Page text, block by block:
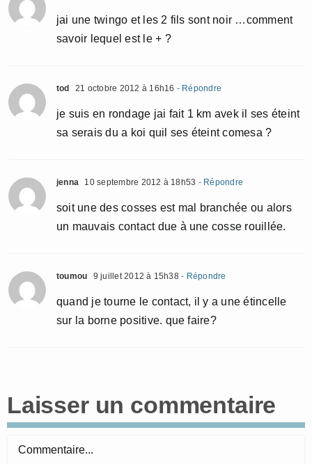
jai une twingo et les 2 fils sont noir …comment
savoir lequel est le + ?
tod 21 octobre 2012 à 16h16 - Répondre
je suis en rondage jai fait 1 km avek il ses éteint
sa serais du a koi quil ses éteint comesa ?
jenna 10 septembre 2012 à 18h53 - Répondre
soit une des cosses est mal branchée ou alors
un mauvais contact due à une cosse rouillée.
toumou 9 juillet 2012 à 15h38- Répondre
quand je tourne le contact, il y a une étincelle
sur la borne positive. que faire?
Laisser un commentaire
Commentaire